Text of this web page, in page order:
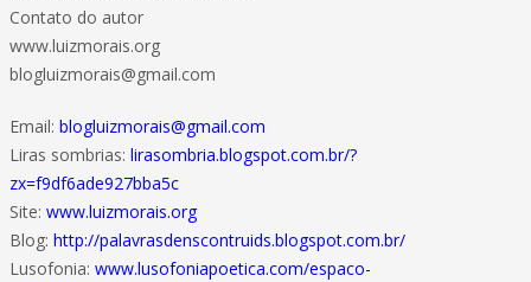
Contato do autor
www.luizmorais.org
blogluizmorais@gmail.com
Email: blogluizmorais@gmail.com
Liras sombrias: lirasombria.blogspot.com.br/?
zx=f9df6ade927bba5c
Site: www.luizmorais.org
Blog: http://palavrasdenscontruids.blogspot.com.br/
Lusofonia: www.lusofoniapoetica.com/espaco-